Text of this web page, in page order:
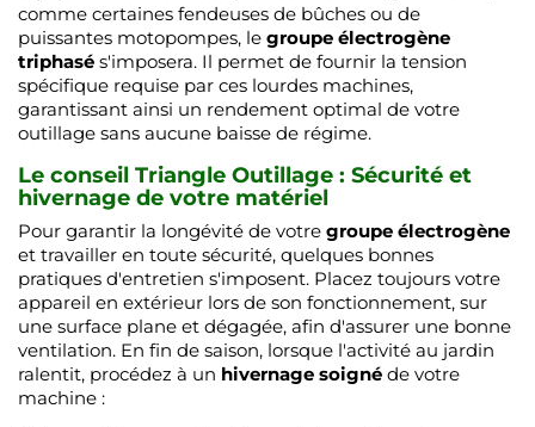
comme certaines fendeuses de bûches ou de
puissantes motopompes, le groupe électrogène
triphasé s'imposera. Il permet de fournir la tension
spécifique requise par ces lourdes machines,
garantissant ainsi un rendement optimal de votre
outillage sans aucune baisse de régime.
Le conseil Triangle Outillage : Sécurité et
hivernage de votre matériel
Pour garantir la longévité de votre groupe électrogène
et travailler en toute sécurité, quelques bonnes
pratiques d'entretien s'imposent. Placez toujours votre
appareil en extérieur lors de son fonctionnement, sur
une surface plane et dégagée, afin d'assurer une bonne
ventilation. En fin de saison, lorsque l'activité au jardin
ralentit, procédez à un hivernage soigné de votre
machine :